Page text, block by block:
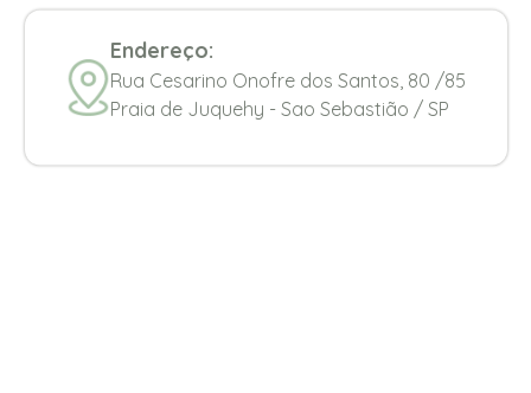
Endereço:
Rua Cesarino Onofre dos Santos, 80 /85
Praia de Juquehy - Sao Sebastião / SP